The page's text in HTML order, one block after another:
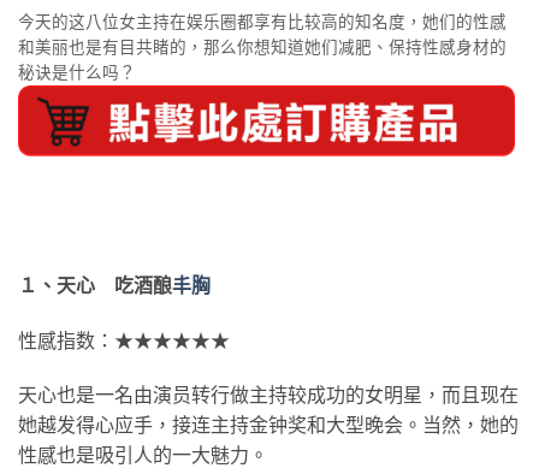
今天的这八位女主持在娱乐圈都享有比较高的知名度，她们的性感
和美丽也是有目共睹的，那么你想知道她们减肥、保持性感身材的
秘诀是什么吗？
１、天心 吃酒酿丰胸
性感指数：★★★★★★
天心也是一名由演员转行做主持较成功的女明星，而且现在
她越发得心应手，接连主持金钟奖和大型晚会。当然，她的
性感也是吸引人的一大魅力。